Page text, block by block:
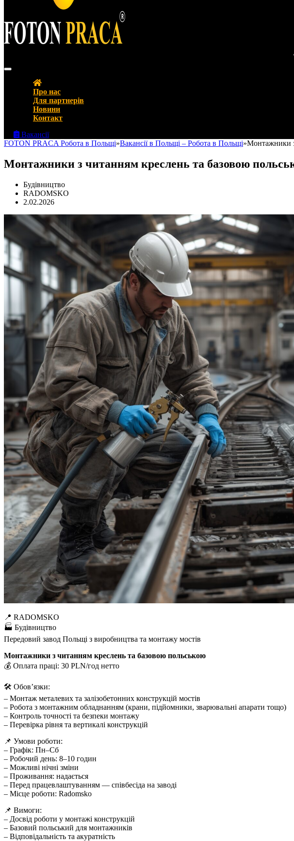
Про нас
Для партнерів
Новини
Контакт
Вакансії
FOTON PRACA Робота в Польщі»Вакансії в Польщі – Робота в Польщі»Монтажники
Монтажники з читанням креслень та базовою
Будівництво
RADOMSKO
2.02.2026
📍 RADOMSKO
🏭 Будівництво
Передовий завод Польщі з виробництва та монтажу мостів
Монтажники з читанням креслень та базовою польською
💰 Оплата праці: 30 PLN/год нетто
🛠 Обов’язки:
– Монтаж металевих та залізобетонних конструкцій мостів
– Робота з монтажним обладнанням (крани, підйомники, зварювальні апарати тощо)
– Контроль точності та безпеки монтажу
– Перевірка рівня та вертикалі конструкцій
📌 Умови роботи:
– Графік: Пн–Сб
– Робочий день: 8–10 годин
– Можливі нічні зміни
– Проживання: надається
– Перед працевлаштуванням — співбесіда на заводі
– Місце роботи: Radomsko
📌 Вимоги:
– Досвід роботи у монтажі конструкцій
– Базовий польський для монтажників
– Відповідальність та акуратність